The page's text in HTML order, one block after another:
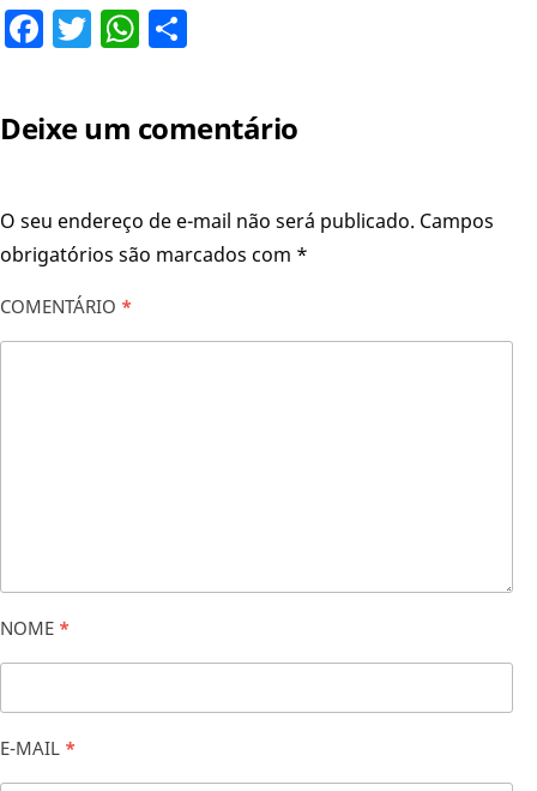
Facebook
TwitterWhatsApp
Deixe um comentário
O seu endereço de e-mail não será publicado. Campos
obrigatórios são marcados com *
COMENTÁRIO *
NOME *
E-MAIL *